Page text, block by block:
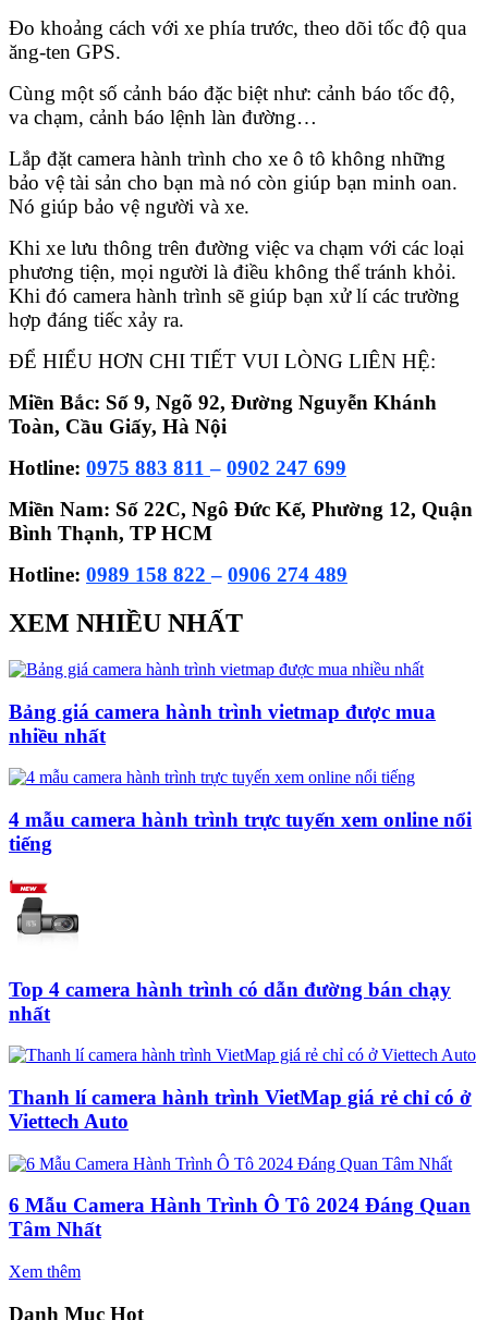
Đo khoảng cách với xe phía trước, theo dõi tốc độ qua
ăng-ten GPS.
Cùng một số cảnh báo đặc biệt như: cảnh báo tốc độ,
va chạm, cảnh báo lệnh làn đường…
Lắp đặt camera hành trình cho xe ô tô không những
bảo vệ tài sản cho bạn mà nó còn giúp bạn minh oan.
Nó giúp bảo vệ người và xe.
Khi xe lưu thông trên đường việc va chạm với các loại
phương tiện, mọi người là điều không thể tránh khỏi.
Khi đó camera hành trình sẽ giúp bạn xử lí các trường
hợp đáng tiếc xảy ra.
ĐỂ HIỂU HƠN CHI TIẾT VUI LÒNG LIÊN HỆ:
Miền Bắc: Số 9, Ngõ 92, Đường Nguyễn Khánh
Toàn, Cầu Giấy, Hà Nội
Hotline: 0975 883 811– 0902 247 699
Miền Nam: Số 22C, Ngô Đức Kế, Phường 12, Quận
Bình Thạnh, TP HCM
Hotline: 0989 158 822– 0906 274 489
XEM NHIỀU NHẤT
Bảng giá camera hành trình vietmap được mua
nhiều nhất
4 mẫu camera hành trình trực tuyến xem online nổi
tiếng
Top 4 camera hành trình có dẫn đường bán chạy
nhất
Thanh lí camera hành trình VietMap giá rẻ chỉ có ở
Viettech Auto
6 Mẫu Camera Hành Trình Ô Tô 2024 Đáng Quan
Tâm Nhất
Xem thêm
Danh Mục Hot